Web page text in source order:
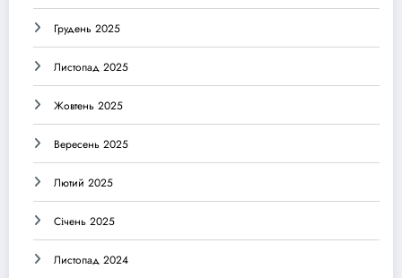
Грудень 2025
Листопад 2025
Жовтень 2025
Вересень 2025
Лютий 2025
Січень 2025
Листопад 2024